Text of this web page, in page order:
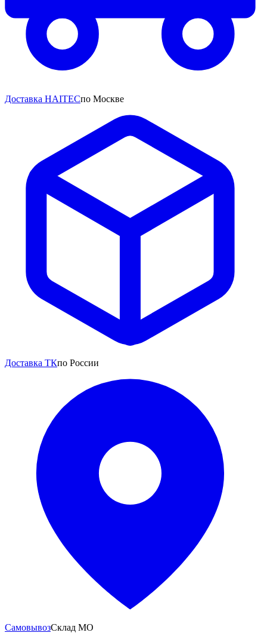
Доставка HAITECпо Москве
Доставка ТКпо России
СамовывозСклад МО